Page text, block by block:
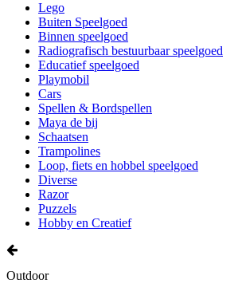
Lego
Buiten Speelgoed
Binnen speelgoed
Radiografisch bestuurbaar speelgoed
Educatief speelgoed
Playmobil
Cars
Spellen & Bordspellen
Maya de bij
Schaatsen
Trampolines
Loop, fiets en hobbel speelgoed
Diverse
Razor
Puzzels
Hobby en Creatief
Outdoor